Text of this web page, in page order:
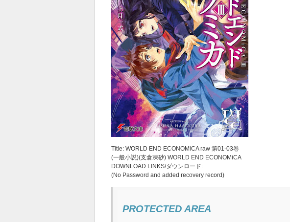
Title: WORLD END ECONOMiCA raw 第01-03巻
(一般小説)(支倉凍砂) WORLD END ECONOMiCA
DOWNLOAD LINKS/ダウンロード:
(No Password and added recovery record)
PROTECTED AREA